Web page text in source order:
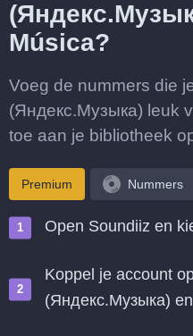
Música?
Voeg de nummers die
(Яндекс.Музыка) leuk
toe aan je bibliotheek
Premium Nummers
Open Soundiiz en
Koppel je account
(Яндекс.Музыка)